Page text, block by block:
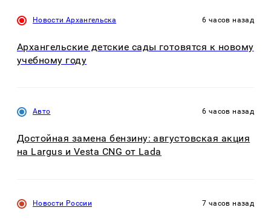
Новости Архангельска 6 часов назад
Архангельские детские сады готовятся к новому
учебному году
Авто 6 часов назад
Достойная замена бензину: августовская акция
на Largus и Vesta CNG от Lada
Новости России 7 часов назад